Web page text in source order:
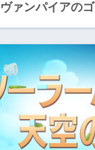
ヴァンパイアの